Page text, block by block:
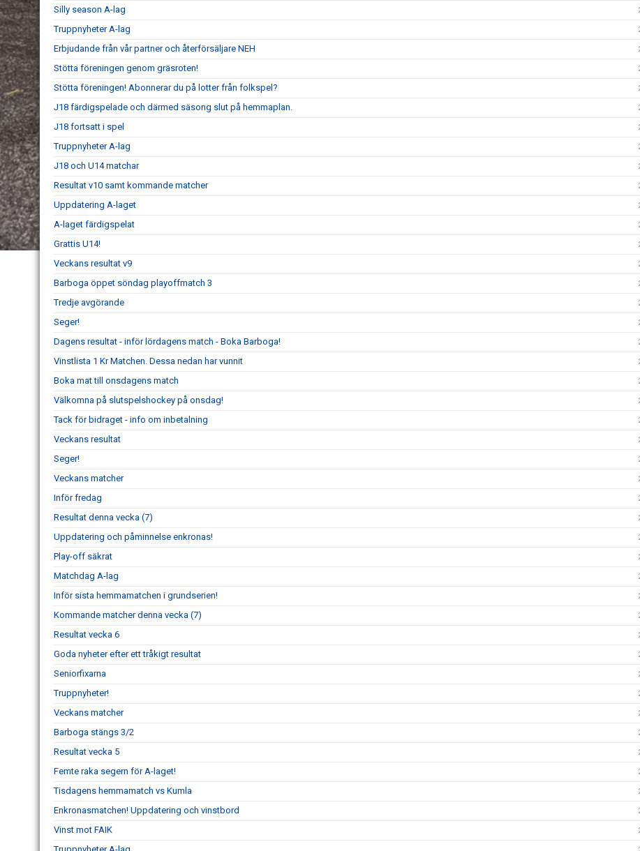
Silly season A-lag
Truppnyheter A-lag
Erbjudande från vår partner och återförsäljare NEH
Stötta föreningen genom gräsroten!
Stötta föreningen! Abonnerar du på lotter från folkspel?
J18 färdigspelade och därmed säsong slut på hemmaplan.
J18 fortsatt i spel
Truppnyheter A-lag
J18 och U14 matchar
Resultat v10 samt kommande matcher
Uppdatering A-laget
A-laget färdigspelat
Grattis U14!
Veckans resultat v9
Barboga öppet söndag playoffmatch 3
Tredje avgörande
Seger!
Dagens resultat - inför lördagens match - Boka Barboga!
Vinstlista 1 Kr Matchen. Dessa nedan har vunnit
Boka mat till onsdagens match
Välkomna på slutspelshockey på onsdag!
Tack för bidraget - info om inbetalning
Veckans resultat
Seger!
Veckans matcher
Inför fredag
Resultat denna vecka (7)
Uppdatering och påminnelse enkronas!
Play-off säkrat
Matchdag A-lag
Inför sista hemmamatchen i grundserien!
Kommande matcher denna vecka (7)
Resultat vecka 6
Goda nyheter efter ett tråkigt resultat
Seniorfixarna
Truppnyheter!
Veckans matcher
Barboga stängs 3/2
Resultat vecka 5
Femte raka segern för A-laget!
Tisdagens hemmamatch vs Kumla
Enkronasmatchen! Uppdatering och vinstbord
Vinst mot FAIK